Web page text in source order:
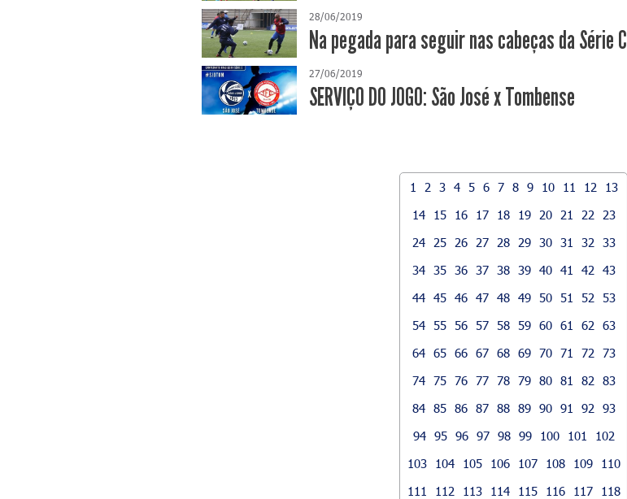
28/06/2019
Na pegada para seguir nas cabeças da Série C
27/06/2019
SERVIÇO DO JOGO: São José x Tombense
1 2 3 4 5 6 7 8 9 10 11 12
13
14
15 16 17 18 19 20 21 22
23
24
25 26 27 28 29 30 31 32
33
34 35 36 37 38 39 40 41 42
43
44 45 46 47 48 49 50 51 52
53
54 55 56 57 58 59 60 61 62
63
64 65 66 67 68 69 70 71 72
73
74 75 76 77 78 79 80 81 82
83
84 85 86 87 88 89 90 91 92
93
94 95 96 97 98 99 100 101
102
103
104 105 106 107 108 109
110
111
112 113 114 115 116 117
118